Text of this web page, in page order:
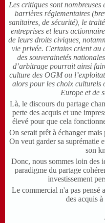
Les critiques sont
barrières réglementaires
sanitaires, de sécurité), le
entreprises et leurs
de leurs droits civiques,
vie privée. Certains crient au
des souverainetés
d’arbitrage pourrait ainsi
culture des OGM ou
alors pour les choix culturels
Europe et de
Là, le discours du partage
perte des acquis et une
élevé pour que cela
On serait prêt à échanger
On veut garder sa suprématie
son
Donc, nous sommes loin des
paradigme du partage
investissement
Le commercial n'a pas pensé
des acquis